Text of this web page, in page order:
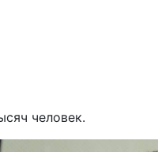
человек.